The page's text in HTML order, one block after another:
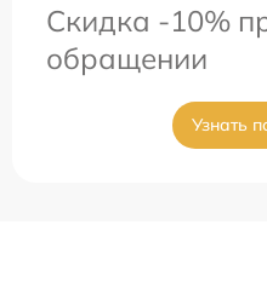
Скидка -10%
обращении
Узнать